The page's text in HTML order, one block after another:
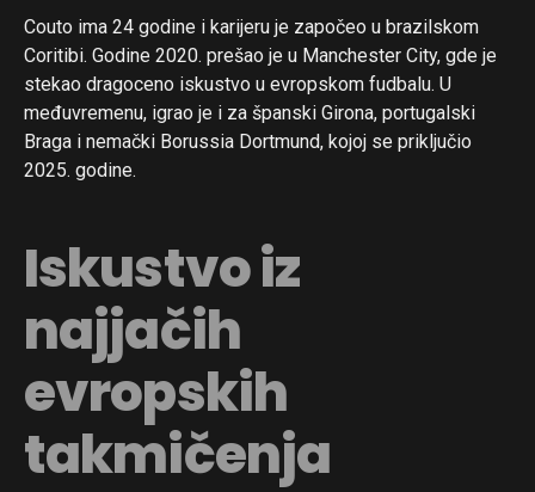
Couto ima 24 godine i karijeru je započeo u brazilskom
Coritibi. Godine 2020. prešao je u Manchester City, gde je
stekao dragoceno iskustvo u evropskom fudbalu. U
međuvremenu, igrao je i za španski Girona, portugalski
Braga i nemački Borussia Dortmund, kojoj se priključio
2025. godine.
Iskustvo iz
najjačih
evropskih
takmičenja